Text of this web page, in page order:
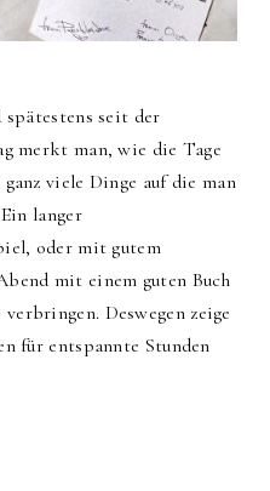
seit der
merkt man, wie die Tage
viele Dinge auf die man
langer
oder mit gutem
mit einem guten Buch
Deswegen zeige
für entspannte Stunden